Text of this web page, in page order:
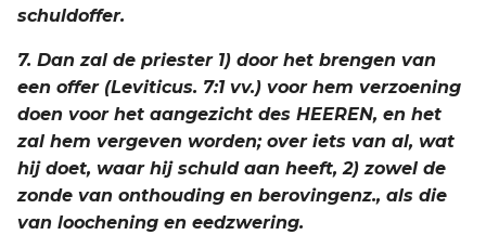
schuldoffer.
7. Dan zal de priester 1) door het brengen van
een offer (Leviticus. 7:1 vv.) voor hem verzoening
doen voor het aangezicht des HEEREN, en het
zal hem vergeven worden; over iets van al, wat
hij doet, waar hij schuld aan heeft, 2) zowel de
zonde van onthouding en berovingenz., als die
van loochening en eedzwering.